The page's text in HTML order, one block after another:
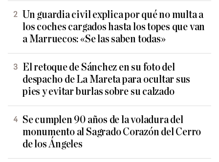
Un guardia civil explica por qué no multa a
los coches cargados hasta los topes que van
a Marruecos: «Se las saben todas»
El retoque de Sánchez en su foto del
despacho de La Mareta para ocultar sus
pies y evitar burlas sobre su calzado
Se cumplen 90 años de la voladura del
monumento al Sagrado Corazón del Cerro
de los Ángeles